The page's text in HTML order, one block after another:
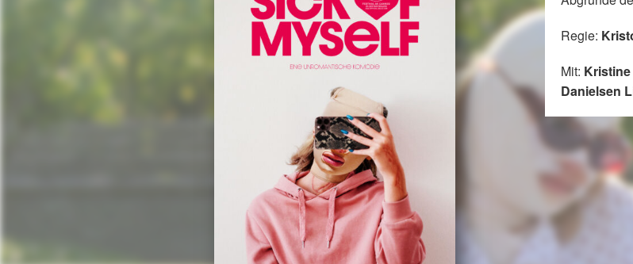
Regie:
Mit:
Danielsen